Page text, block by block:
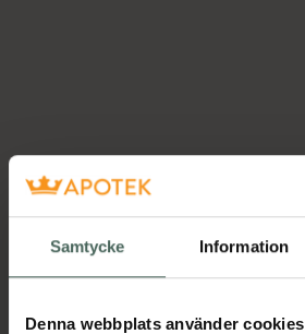
Samtycke Information
Denna webbplats använder cookies